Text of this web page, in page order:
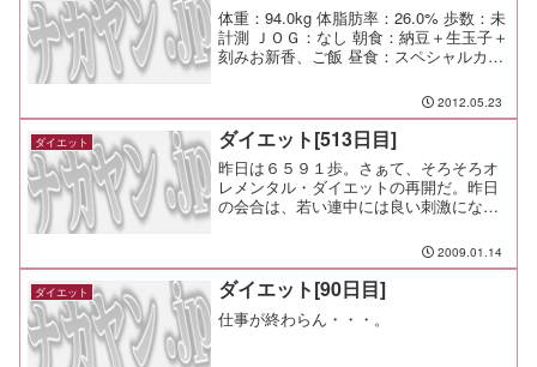
体重：94.0kg 体脂肪率：26.0% 歩数：未
計測 ＪＯＧ：なし 朝食：納豆＋生玉子＋
刻みお新香、ご飯 昼食：スペシャルカレ
シュン＠天王町） 夕食：仕事帰りの一杯
（eatrip＠天王町） 間食： ...
2012.05.23
ダイエット ダイエット[513日目]
昨日は６５９１歩。さぁて、そろそろオ
レメンタル・ダイエットの再開だ。昨日
の会合は、若い連中には良い刺激になっ
て、動け、動け。 自分の中にこそ、現
状を変える力があるんだ。
2009.01.14
ダイエット ダイエット[90日目]
仕事が終わらん・・・。